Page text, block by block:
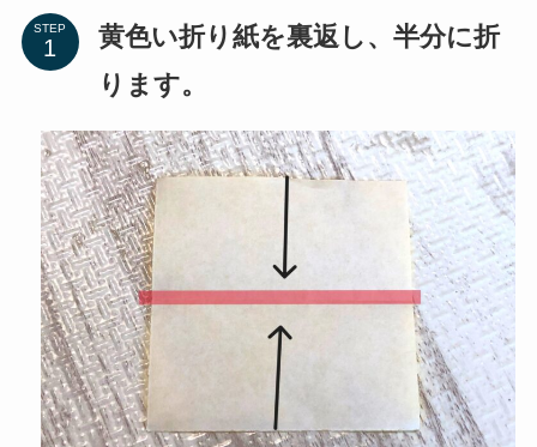
STEP
黄色い折り紙を裏返し、半分に折
ります。